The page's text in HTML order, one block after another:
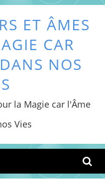
ET ÂMES
CAR
NOS
la Magie car l'Âme
Vies